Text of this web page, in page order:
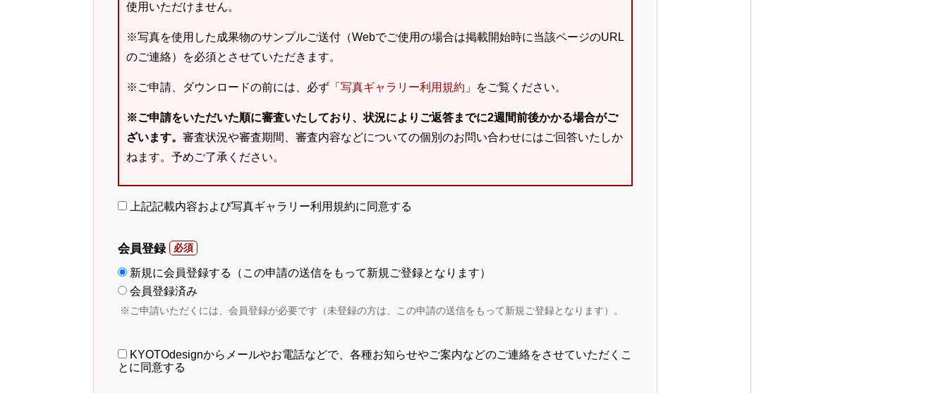
使用いただけません。
※写真を使用した成果物のサンプルご送付（Webでご使用の場合は掲載開始時に当該ページのURL
のご連絡）を必須とさせていただきます。
※ご申請、ダウンロードの前には、必ず「 写真ギャラリー利用規約 」をご覧ください。
※ご申請をいただいた順に審査いたしており、状況によりご返答までに2週間前後かかる場合がご
ざいます。 審査状況や審査期間、審査内容などについての個別のお問い合わせにはご回答いたしか
ねます。予めご了承ください。
上記記載内容および写真ギャラリー利用規約に同意する
会員登録
新規に会員登録する（この申請の送信をもって新規ご登録となります）
会員登録済み
※ご申請いただくには、会員登録が必要です（未登録の方は、この申請の送信をもって新規ご登録となります）。
KYOTOdesignからメールやお電話などで、各種お知らせやご案内などのご連絡をさせていただくこ
とに同意する